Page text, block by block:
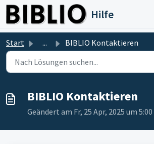
Zum hauptsächlichen Inhalt gehen
Hilfe
Start ... BIBLIO Kontaktieren
BIBLIO Kontaktieren
Geändert am Fr, 25 Apr, 2025 um